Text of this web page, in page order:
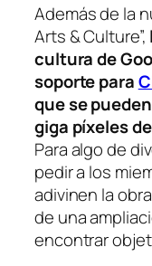
Además de la
Arts & Culture”,
cultura de
soporte para
que se
giga píxeles
Para algo de
pedir a los
adivinen la
de una
encontrar